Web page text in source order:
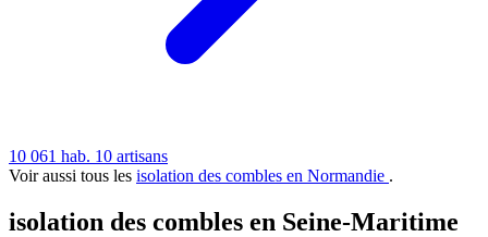
10 061 hab. 10 artisans
Voir aussi tous les isolation des combles en Normandie .
isolation des combles en Seine-Maritime